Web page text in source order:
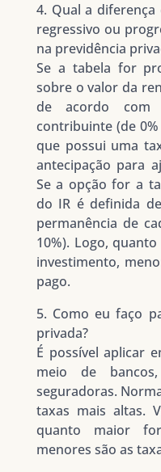
4. Qual a
regressivo ou
na previdência
Se a tabela for
sobre o valor da
de acordo
contribuinte (de
que possui uma
antecipação para
Se a opção for a
do IR é definida
permanência de
10%). Logo,
investimento,
pago.
5. Como eu faço
privada?
É possível aplicar
meio de
seguradoras.
taxas mais altas.
quanto maior
menores são as